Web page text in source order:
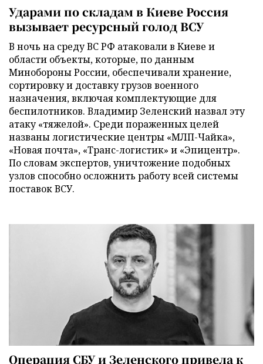
Ударами по складам в Киеве Россия
вызывает ресурсный голод ВСУ
В ночь на среду ВС РФ атаковали в Киеве и
области объекты, которые, по данным
Минобороны России, обеспечивали хранение,
сортировку и доставку грузов военного
назначения, включая комплектующие для
беспилотников. Владимир Зеленский назвал эту
атаку «тяжелой». Среди пораженных целей
названы логистические центры «МЛП-Чайка»,
«Новая почта», «Транс-логистик» и «Эпицентр».
По словам экспертов, уничтожение подобных
узлов способно осложнить работу всей системы
поставок ВСУ.
Операция СБУ и Зеленского привела к